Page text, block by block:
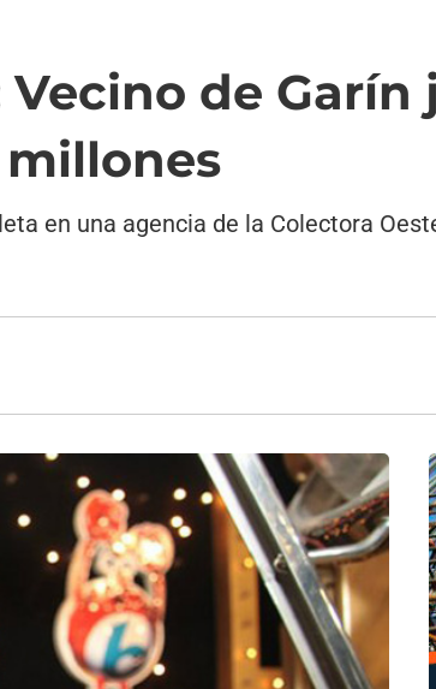
de Garín
en una agencia de la Colectora